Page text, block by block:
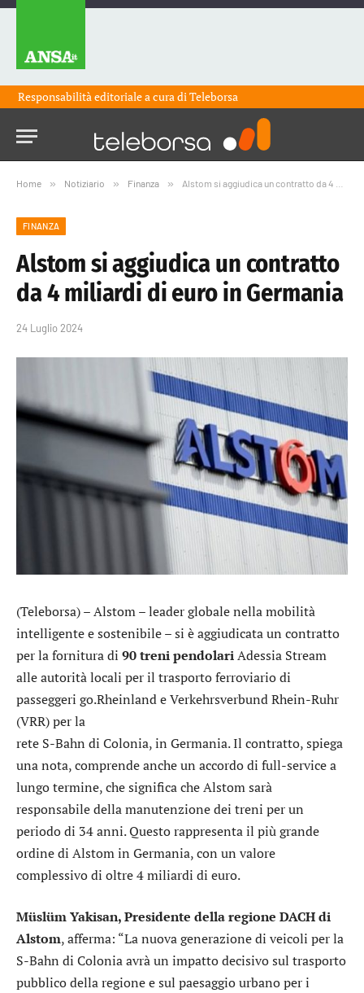
Responsabilità editoriale a cura diTeleborsa
Home » Notiziario » Finanza » Alstom si aggiudica un contratto da 4 miliardi di euro in Germania
FINANZA
Alstom si aggiudica un contratto
da 4 miliardi di euro in Germania
24 Luglio 2024
(Teleborsa) –Alstom– leader globale nella mobilità
intelligente e sostenibile – si è aggiudicata un contratto
per la fornitura di 90 treni pendolariAdessia Stream
alle autorità locali per il trasporto ferroviario di
passeggeri go.Rheinland e Verkehrsverbund Rhein-Ruhr
(VRR) per la
rete S-Bahn di Colonia, in Germania. Il contratto, spiega
una nota, comprende anche un accordo di full-service a
lungo termine, che significa che Alstom sarà
responsabile della manutenzione dei treni per un
periodo di 34 anni. Questo rappresenta il più grande
ordine di Alstom in Germania, con un valore
complessivo di oltre 4 miliardi di euro.
Müslüm Yakisan, Presidente della regione DACH di
Alstom, afferma: “La nuova generazione di veicoli per la
S-Bahn di Colonia avrà un impatto decisivo sul trasporto
pubblico della regione e sul paesaggio urbano per i